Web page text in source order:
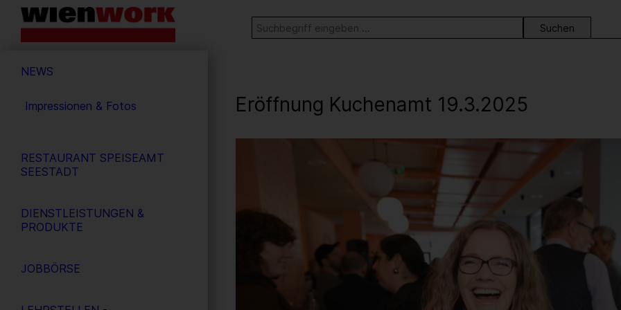
Barrierefreie
Bedienung
Webseite
Stichwortsuche
SUCHE
NEWS
Impressionen & Fotos
RESTAURANT SPEISEAMT
SEESTADT
DIENSTLEISTUNGEN &
PRODUKTE
JOBBÖRSE
Eröffnung Kuchenamt 19.3.2025